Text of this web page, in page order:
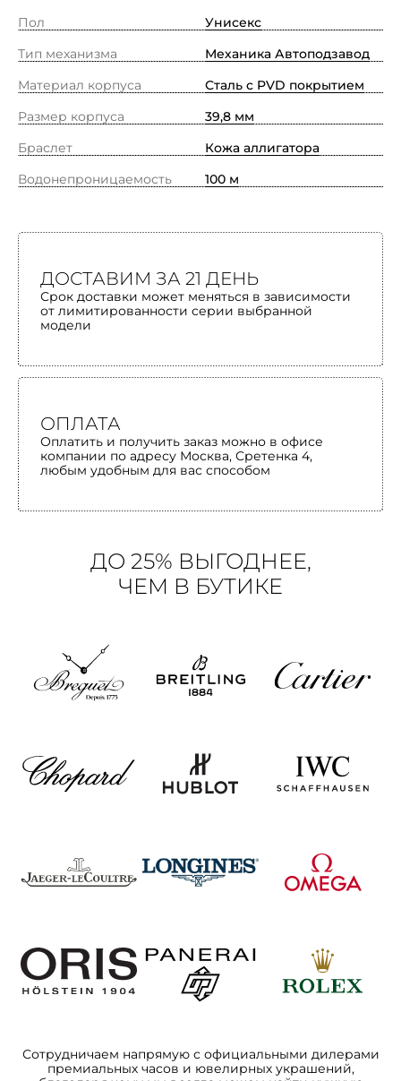
Пол
Унисекс
Тип механизма
Механика Автоподзавод
Материал корпуса
Сталь с PVD покрытием
Размер корпуса
39,8 мм
Браслет
Кожа аллигатора
Водонепроницаемость
100 м
ДОСТАВИМ ЗА 21 ДЕНЬ
Срок доставки может меняться в зависимости
от лимитированности серии выбранной
модели
ОПЛАТА
Оплатить и получить заказ можно в офисе
компании по адресу Москва, Сретенка 4,
любым удобным для вас способом
ДО 25% ВЫГОДНЕЕ,
ЧЕМ В БУТИКЕ
Сотрудничаем напрямую с официальными дилерами
премиальных часов и ювелирных украшений,